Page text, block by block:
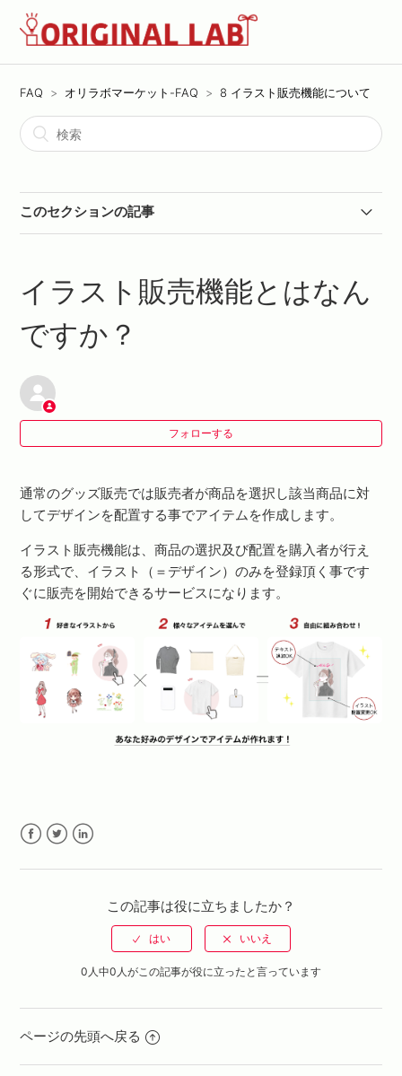
FAQ オリラボマーケット-FAQ 8 イラスト販売機能について
このセクションの記事
見ると「販売する」ボタンが表示されます。販売される
のでしょうか？
イラスト販売機能とはなんですか？
購入したイラストにデザインの配置はできますか？
イラスト販売画面での金額と商品をカートに入れてから
の金額が違うのはなぜですか？
イラストにより、購入できないアイテムがあるのはなぜ
ですか？
イラスト販売機能とはなん
ですか？
フォローする
通常のグッズ販売では販売者が商品を選択し該当商品に対
してデザインを配置する事でアイテムを作成します。
イラスト販売機能は、商品の選択及び配置を購入者が行え
る形式で、イラスト（＝デザイン）のみを登録頂く事です
ぐに販売を開始できるサービスになります。
この記事は役に立ちましたか？
0人中0人がこの記事が役に立ったと言っています
ページの先頭へ戻る